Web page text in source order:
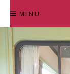
content
MENU